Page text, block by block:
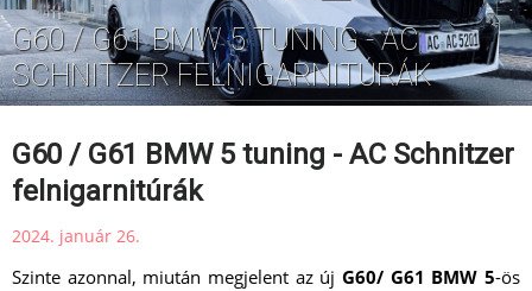
G60 / G61 BMW 5 TUNING - AC
SCHNITZER FELNIGARNITÚRÁK
G60 / G61 BMW 5 tuning - AC Schnitzer
felnigarnitúrák
2024. január 26.
Szinte azonnal, miután megjelent az új G60/ G61 BMW 5-ös